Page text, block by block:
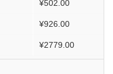
¥502.00
¥926.00
¥2779.00